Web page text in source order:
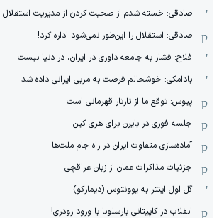
صادقی: خسته شدم از صحبت کردن از مدیریت استقلال
صادقی: استقلال را این‌طور نمی‌شود اداره کرد!
فلاح: فشار به جامعه داوری در ایران، در دنیا نیست
بادامکی: خوشحالم فرصت به مربی ایرانی داده شد
پیوس: توقع ما از تارتار قهرمانی است
جلسه فوری در بایرن برای هری کین
آماده‌سازی متفاوت ایران در راه جام ملت‌ها
جزئیات مذاکرات عمان از زبان عراقچی
گل اول اینتر به یوونتوس (دیمارکو)
انقلاب در کاپیتانی بارسلونا با ورود رودری!